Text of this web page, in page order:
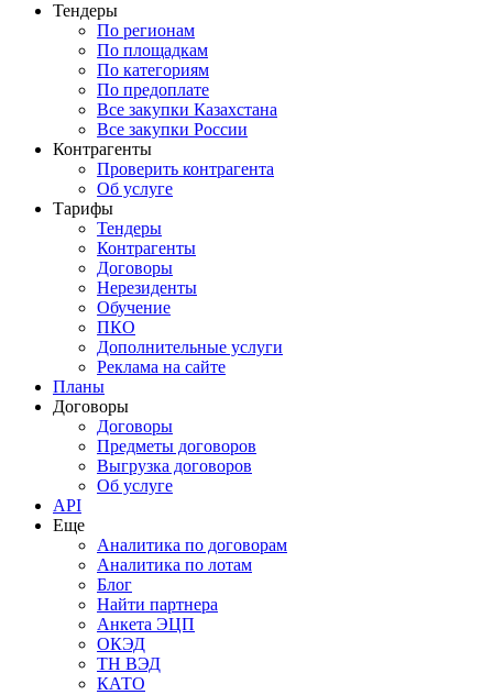
Тендеры
По регионам
По площадкам
По категориям
По предоплате
Все закупки Казахстана
Все закупки России
Контрагенты
Проверить контрагента
Об услуге
Тарифы
Тендеры
Контрагенты
Договоры
Нерезиденты
Обучение
ПКО
Дополнительные услуги
Реклама на сайте
Планы
Договоры
Договоры
Предметы договоров
Выгрузка договоров
Об услуге
API
Еще
Аналитика по договорам
Аналитика по лотам
Блог
Найти партнера
Анкета ЭЦП
ОКЭД
ТН ВЭД
КАТО